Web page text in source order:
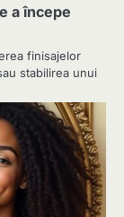
a începe
finisajelor
stabilirea unui